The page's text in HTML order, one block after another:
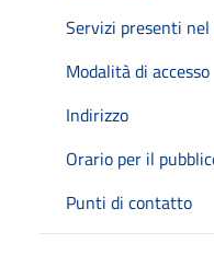
Servizi presenti nel
Modalità di accesso
Indirizzo
Orario per il
Punti di contatto